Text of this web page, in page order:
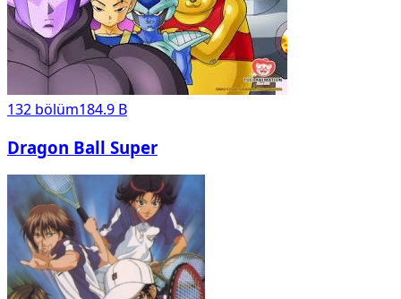
132 bölüm184.9 B
Dragon Ball Super